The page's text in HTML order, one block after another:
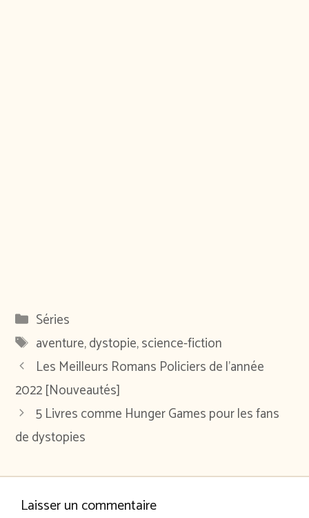
Catégories
Séries
Étiquettes
aventure,dystopie,science-fiction
Les Meilleurs Romans Policiers de l’année
2022 [Nouveautés]
5 Livres comme Hunger Games pour les fans
de dystopies
Laisser un commentaire